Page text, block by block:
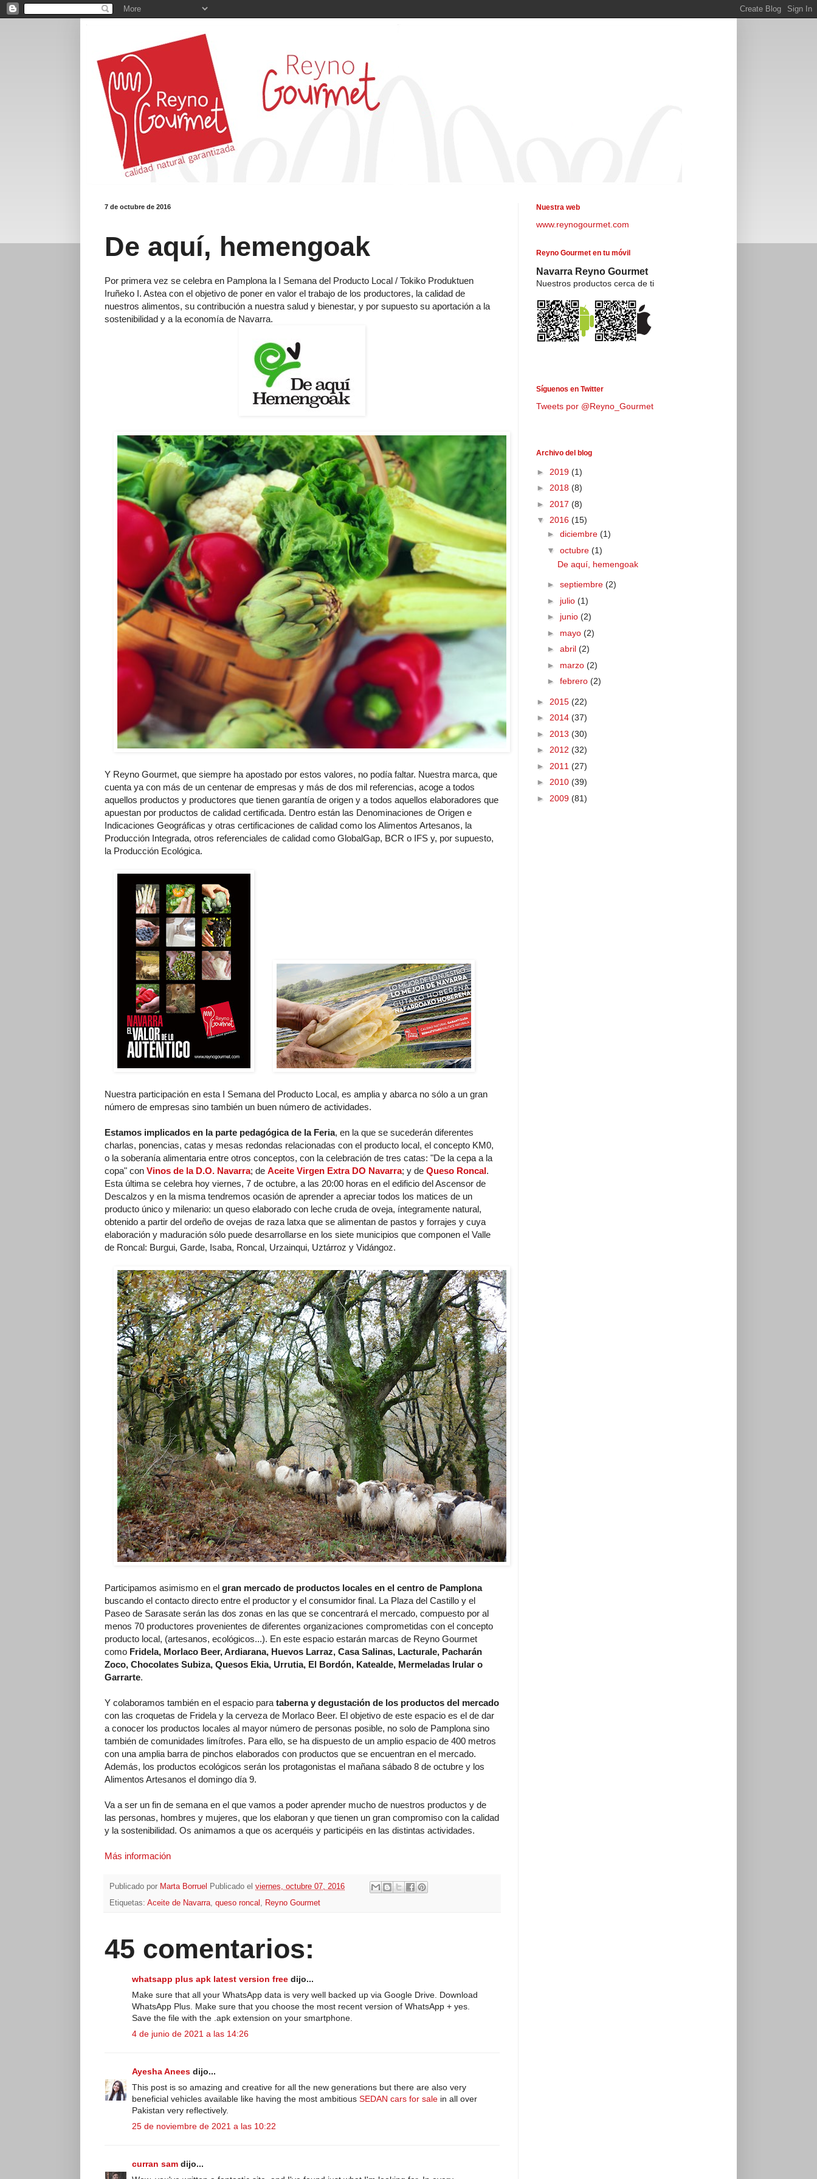
7 de octubre de 2016
De aquí, hemengoak
Por primera vez se celebra en Pamplona la I Semana del Producto Local / Tokiko Produktuen
Iruñeko I. Astea con el objetivo de poner en valor el trabajo de los productores, la calidad de
nuestros alimentos, su contribución a nuestra salud y bienestar, y por supuesto su aportación a la
sostenibilidad y a la economía de Navarra.
Y Reyno Gourmet, que siempre ha apostado por estos valores, no podía faltar. Nuestra marca, que
cuenta ya con más de un centenar de empresas y más de dos mil referencias, acoge a todos
aquellos productos y productores que tienen garantía de origen y a todos aquellos elaboradores que
apuestan por productos de calidad certificada. Dentro están las Denominaciones de Origen e
Indicaciones Geográficas y otras certificaciones de calidad como los Alimentos Artesanos, la
Producción Integrada, otros referenciales de calidad como GlobalGap, BCR o IFS y, por supuesto,
la Producción Ecológica.
Nuestra participación en esta I Semana del Producto Local, es amplia y abarca no sólo a un gran
número de empresas sino también un buen número de actividades.
Estamos implicados en la parte pedagógica de la Feria, en la que se sucederán diferentes
charlas, ponencias, catas y mesas redondas relacionadas con el producto local, el concepto KM0,
o la soberanía alimentaria entre otros conceptos, con la celebración de tres catas: "De la cepa a la
copa" con Vinos de la D.O. Navarra; de Aceite Virgen Extra DO Navarra; y de Queso Roncal.
Esta última se celebra hoy viernes, 7 de octubre, a las 20:00 horas en el edificio del Ascensor de
Descalzos y en la misma tendremos ocasión de aprender a apreciar todos los matices de un
producto único y milenario: un queso elaborado con leche cruda de oveja, íntegramente natural,
obtenido a partir del ordeño de ovejas de raza latxa que se alimentan de pastos y forrajes y cuya
elaboración y maduración sólo puede desarrollarse en los siete municipios que componen el Valle
de Roncal: Burgui, Garde, Isaba, Roncal, Urzainqui, Uztárroz y Vidángoz.
Participamos asimismo en el gran mercado de productos locales en el centro de Pamplona
buscando el contacto directo entre el productor y el consumidor final. La Plaza del Castillo y el
Paseo de Sarasate serán las dos zonas en las que se concentrará el mercado, compuesto por al
menos 70 productores provenientes de diferentes organizaciones comprometidas con el concepto
producto local, (artesanos, ecológicos...). En este espacio estarán marcas de Reyno Gourmet
como Fridela, Morlaco Beer, Ardiarana, Huevos Larraz, Casa Salinas, Lacturale, Pacharán
Zoco, Chocolates Subiza, Quesos Ekia, Urrutia, El Bordón, Katealde, Mermeladas Irular o
Garrarte.
Y colaboramos también en el espacio para taberna y degustación de los productos del mercado
con las croquetas de Fridela y la cerveza de Morlaco Beer. El objetivo de este espacio es el de dar
a conocer los productos locales al mayor número de personas posible, no solo de Pamplona sino
también de comunidades limítrofes. Para ello, se ha dispuesto de un amplio espacio de 400 metros
con una amplia barra de pinchos elaborados con productos que se encuentran en el mercado.
Además, los productos ecológicos serán los protagonistas el mañana sábado 8 de octubre y los
Alimentos Artesanos el domingo día 9.
Va a ser un fin de semana en el que vamos a poder aprender mucho de nuestros productos y de
las personas, hombres y mujeres, que los elaboran y que tienen un gran compromiso con la calidad
y la sostenibilidad. Os animamos a que os acerquéis y participéis en las distintas actividades.
Más información
Publicado por Marta Borruel Publicado el viernes, octubre 07, 2016
Etiquetas: Aceite de Navarra, queso roncal , Reyno Gourmet
45 comentarios:
whatsapp plus apk latest version free dijo...
Make sure that all your WhatsApp data is very well backed up via Google Drive. Download
WhatsApp Plus. Make sure that you choose the most recent version of WhatsApp + yes.
Save the file with the .apk extension on your smartphone.
4 de junio de 2021 a las 14:26
Ayesha Anees dijo...
This post is so amazing and creative for all the new generations but there are also very
beneficial vehicles available like having the most ambitious SEDAN cars for sale in all over
Pakistan very reflectively.
25 de noviembre de 2021 a las 10:22
curran sam dijo...
Nuestra web
www.reynogourmet.com
Reyno Gourmet en tu móvil
Navarra Reyno Gourmet
Nuestros productos cerca de ti
Síguenos en Twitter
Tweets por @Reyno_Gourmet
Archivo del blog
► 2019 (1)
► 2018 (8)
► 2017 (8)
▼ 2016 (15)
► diciembre (1)
▼ octubre (1)
De aquí, hemengoak
► septiembre (2)
► julio (1)
► junio (2)
► mayo (2)
► abril (2)
► marzo (2)
► febrero (2)
► 2015 (22)
► 2014 (37)
► 2013 (30)
► 2012 (32)
► 2011 (27)
► 2010 (39)
► 2009 (81)